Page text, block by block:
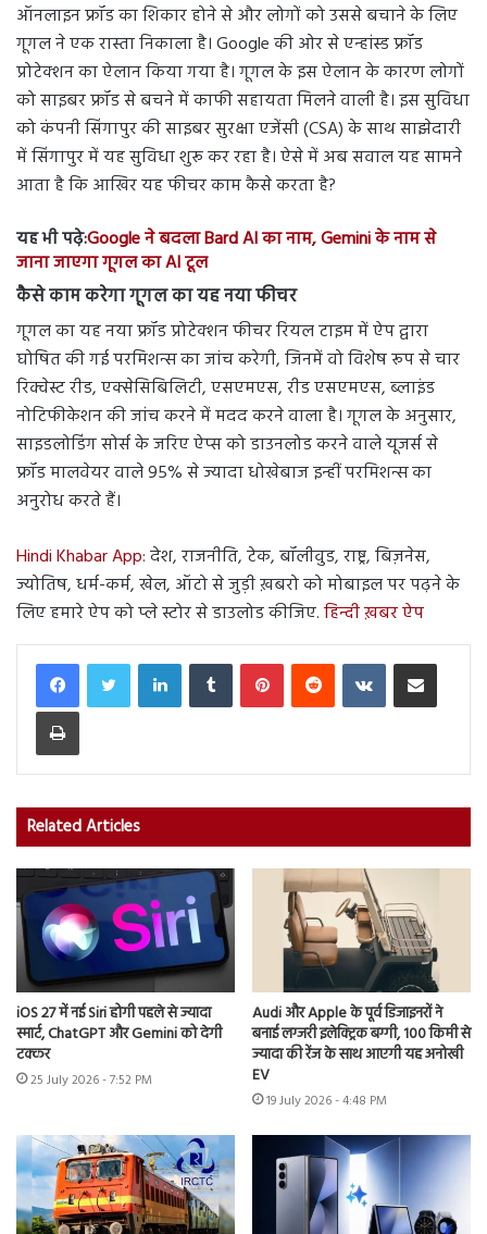
ऑनलाइन फ्रॉड का शिकार होने से और लोगों को उससे बचाने के लिए
गूगल ने एक रास्ता निकाला है। Google की ओर से एन्हांस्ड फ्रॉड
प्रोटेक्शन का ऐलान किया गया है। गूगल के इस ऐलान के कारण लोगों
को साइबर फ्रॉड से बचने में काफी सहायता मिलने वाली है। इस सुविधा
को कंपनी सिंगापुर की साइबर सुरक्षा एजेंसी (CSA) के साथ साझेदारी
में सिंगापुर में यह सुविधा शुरू कर रहा है। ऐसे में अब सवाल यह सामने
आता है कि आखिर यह फीचर काम कैसे करता है?
यह भी पढ़े:Google ने बदला Bard AI का नाम, Gemini के नाम से
जाना जाएगा गूगल का AI टूल
कैसे काम करेगा गूगल का यह नया फीचर
गूगल का यह नया फ्रॉड प्रोटेक्शन फीचर रियल टाइम में ऐप द्वारा
घोषित की गई परमिशन्स का जांच करेगी, जिनमें वो विशेष रूप से चार
रिक्वेस्ट रीड, एक्सेसिबिलिटी, एसएमएस, रीड एसएमएस, ब्लाइंड
नोटिफीकेशन की जांच करने में मदद करने वाला है। गूगल के अनुसार,
साइडलोडिंग सोर्स के जरिए ऐप्स को डाउनलोड करने वाले यूजर्स से
फ्रॉड मालवेयर वाले 95% से ज्यादा धोखेबाज इन्हीं परमिशन्स का
अनुरोध करते हैं।
Hindi Khabar App:देश, राजनीति, टेक, बॉलीवुड, राष्ट्र, बिज़नेस,
ज्योतिष, धर्म-कर्म, खेल, ऑटो से जुड़ी ख़बरो को मोबाइल पर पढ़ने के
लिए हमारे ऐप को प्ले स्टोर से डाउलोड कीजिए.हिन्दी ख़बर ऐप
LinkedInTumblr PinterestReddit VKontakteShare via Email
Print
Related Articles
iOS 27 में नई Siri होगी पहले से ज्यादा
स्मार्ट, ChatGPT और Gemini को देगी
टक्कर
25 July 2026 - 7:52 PM
Audi और Apple के पूर्व डिजाइनरों ने
बनाई लग्जरी इलेक्ट्रिक बग्गी, 100 किमी से
ज्यादा की रेंज के साथ आएगी यह अनोखी
EV
19 July 2026 - 4:48 PM